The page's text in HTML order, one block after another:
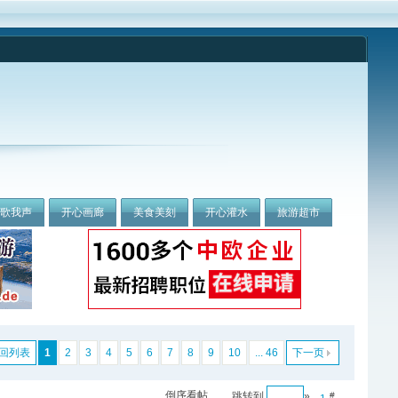
我声 开心画廊 美食美刻 开心灌水 旅游超市
1 2 3 4 5 6 7 8 9 10 ... 46 下一页
列表
#
倒序看帖